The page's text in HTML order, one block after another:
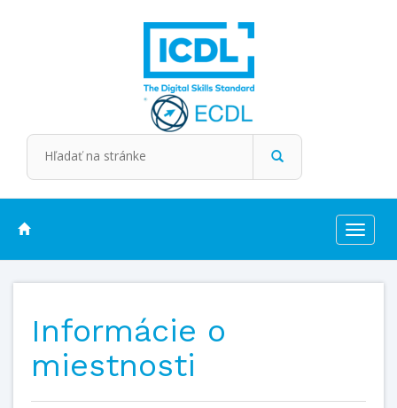
Toggle
Informácie o
miestnosti